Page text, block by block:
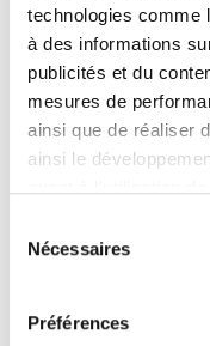
technologies comme
à des informations
publicités et du
mesures de
ainsi que de réaliser
ainsi le
tout moment en
cookies ou en
Si vous le
Nécessaires
Préférences
beiirenbach
Copyright: Hans-
L'installation
l'artiste
forme du
Londres. À la
constitués d
tijolo baiano »)